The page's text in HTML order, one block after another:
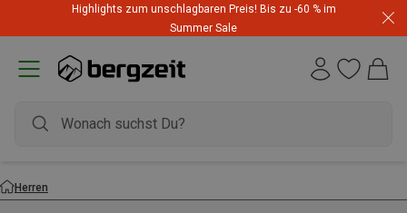
Highlights zum unschlagbaren Preis! Bis zu -60 % im
Summer Sale
Herren